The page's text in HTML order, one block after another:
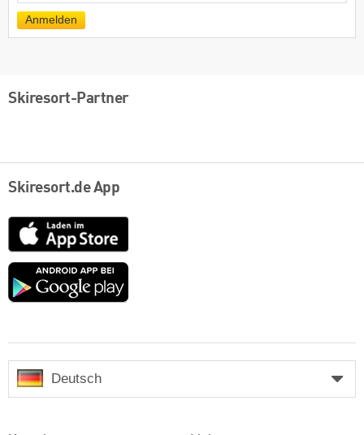
Anmelden
Skiresort-Partner
Skiresort.de App
App
Store
Google
Deutsch